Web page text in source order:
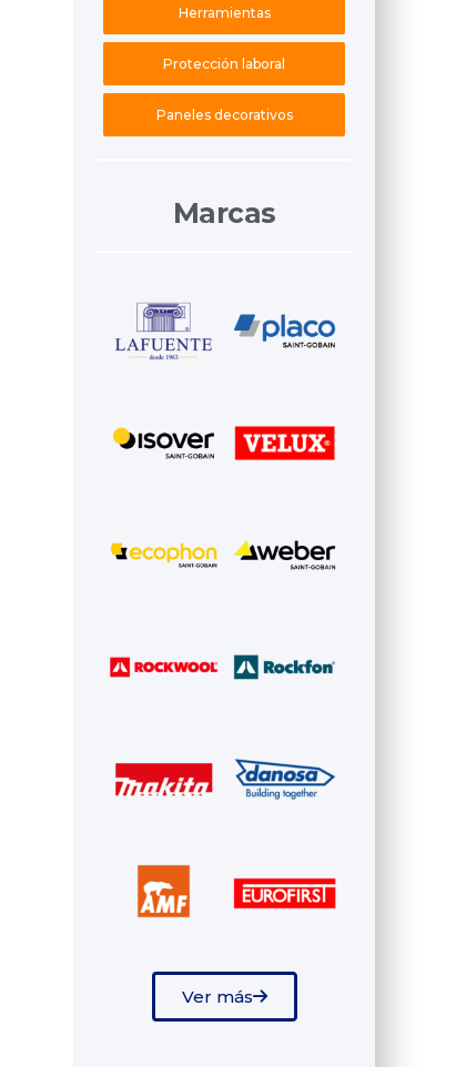
Herramientas
Protección laboral
Paneles decorativos
Marcas
Ver más